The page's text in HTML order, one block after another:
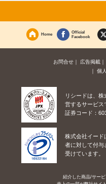
Home
Official
Facebook
お問合せ 広告掲載
個
リシードは、
営するサービス
証券コード：
株式会社イード
者に対して付与
受けています。
紹介した商品/サービ